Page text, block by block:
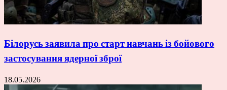
Білорусь заявила про старт навчань із бойового
застосування ядерної зброї
18.05.2026